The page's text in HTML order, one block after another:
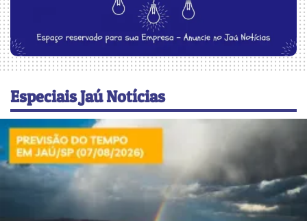
Especiais Jaú Notícias